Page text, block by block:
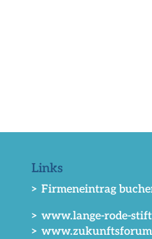
Links
> Firmeneintrag
> www.lange-rode-
>